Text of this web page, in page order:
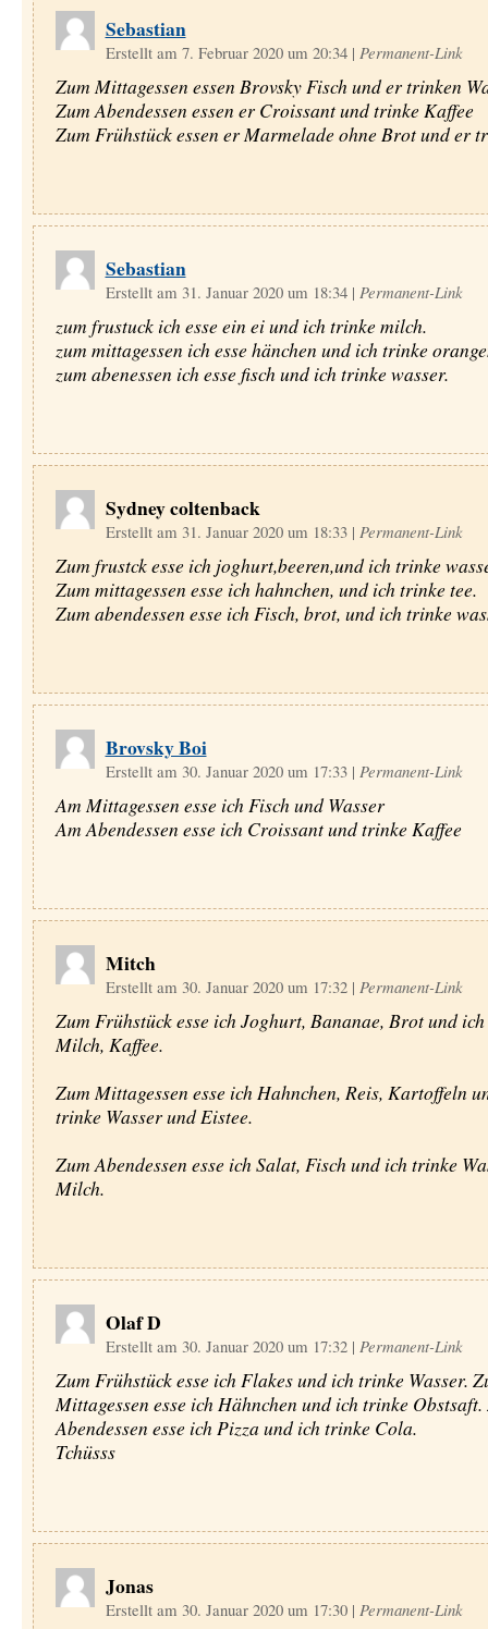
Sebastian
Erstellt am 7. Februar 2020 um 20:34 | Permanent-Link
Zum Mittagessen essen Brovsky Fisch und er trinken
Zum Abendessen essen er Croissant und trinke Kaffee
Zum Frühstück essen er Marmelade ohne Brot und er
Sebastian
Erstellt am 31. Januar 2020 um 18:34 | Permanent-Link
zum frustuck ich esse ein ei und ich trinke milch.
zum mittagessen ich esse hänchen und ich trinke
zum abenessen ich esse fisch und ich trinke wasser.
Sydney coltenback
Erstellt am 31. Januar 2020 um 18:33 | Permanent-Link
Zum frustck esse ich joghurt,beeren,und ich trinke
Zum mittagessen esse ich hahnchen, und ich trinke tee.
Zum abendessen esse ich Fisch, brot, und ich trinke
Brovsky Boi
Erstellt am 30. Januar 2020 um 17:33 | Permanent-Link
Am Mittagessen esse ich Fisch und Wasser
Am Abendessen esse ich Croissant und trinke Kaffee
Mitch
Erstellt am 30. Januar 2020 um 17:32 | Permanent-Link
Zum Frühstück esse ich Joghurt, Bananae, Brot und
Milch, Kaffee.
Zum Mittagessen esse ich Hahnchen, Reis, Kartoffeln
trinke Wasser und Eistee.
Zum Abendessen esse ich Salat, Fisch und ich trinke
Milch.
Olaf D
Erstellt am 30. Januar 2020 um 17:32 | Permanent-Link
Zum Frühstück esse ich Flakes und ich trinke Wasser.
Mittagessen esse ich Hähnchen und ich trinke Obstsaft.
Abendessen esse ich Pizza und ich trinke Cola.
Tchüsss
Jonas
Erstellt am 30. Januar 2020 um 17:30 | Permanent-Link